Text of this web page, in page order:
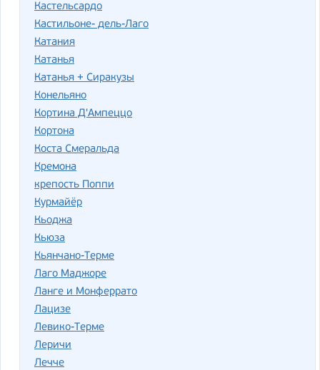
Кастельсардо
Кастильоне- дель-Лаго
Катания
Катанья
Катанья + Сиракузы
Конельяно
Кортина Д'Ампеццо
Кортона
Коста Смеральда
Кремона
крепость Поппи
Курмайёр
Кьоджа
Кьюза
Кьянчано-Терме
Лаго Маджоре
Ланге и Монферрато
Лацизе
Левико-Терме
Леричи
Лечче